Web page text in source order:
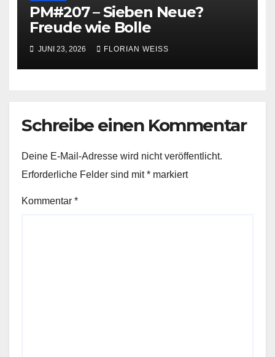
PM#207 – Sieben Neue?
Freude wie Bolle
JUNI 23, 2026 FLORIAN WEISS
Schreibe einen Kommentar
Deine E-Mail-Adresse wird nicht veröffentlicht.
Erforderliche Felder sind mit* markiert
Kommentar *